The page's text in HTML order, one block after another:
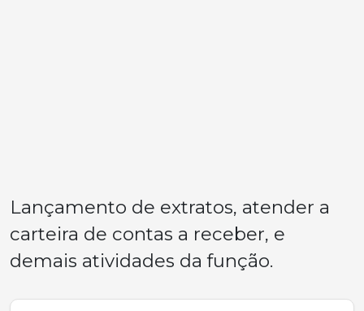
Lançamento de extratos, atender a
carteira de contas a receber, e
demais atividades da função.